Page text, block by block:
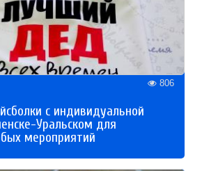
806
с индивидуальной
Уральском для
мероприятий